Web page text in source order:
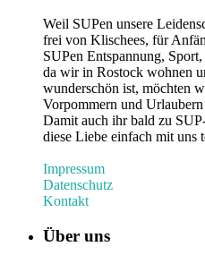
Weil SUPen unsere
frei von Klischees, für
SUPen Entspannung,
da wir in Rostock wohnen
wunderschön ist, möchten
Vorpommern und
Damit auch ihr bald zu
diese Liebe einfach mit uns
Impressum
Datenschutz
Kontakt
Über uns